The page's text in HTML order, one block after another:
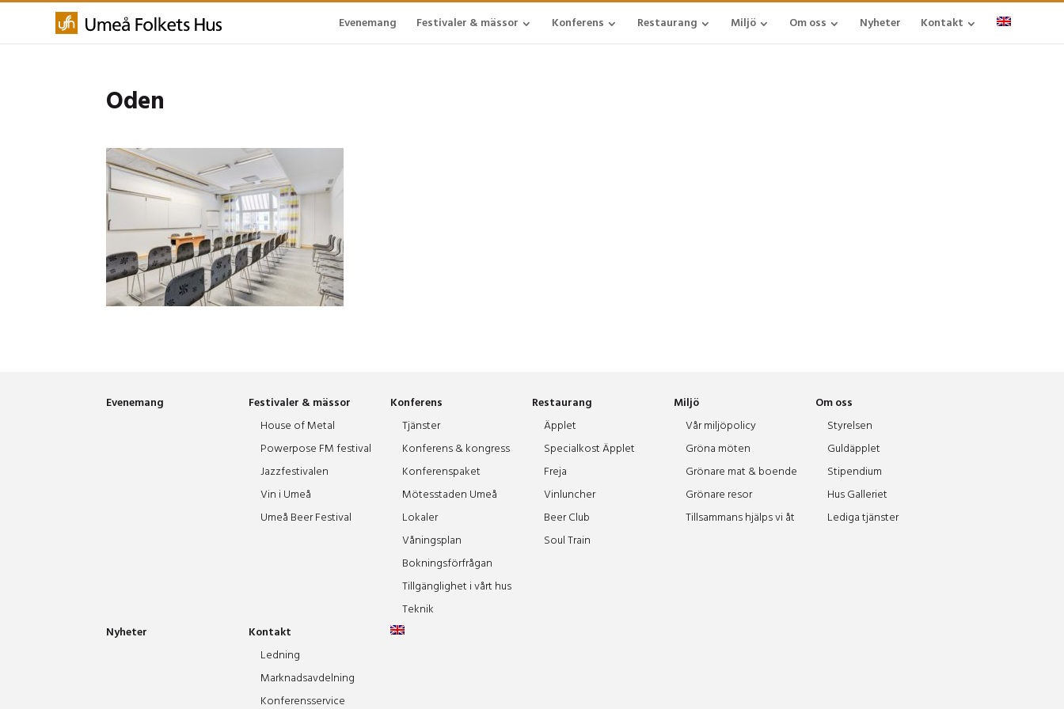
Evenemang Festivaler & mässor Konferens Restaurang Miljö Om oss Nyheter Kontakt
Oden
Evenemang
Festivaler & mässor
House of Metal
Powerpose FM festival
Jazzfestivalen
Vin i Umeå
Umeå Beer Festival
Konferens
Tjänster
Konferens & kongress
Konferenspaket
Mötesstaden Umeå
Lokaler
Våningsplan
Bokningsförfrågan
Tillgänglighet i vårt hus
Teknik
Restaurang
Äpplet
Specialkost Äpplet
Freja
Vinluncher
Beer Club
Soul Train
Miljö
Vår miljöpolicy
Gröna möten
Grönare mat & boende
Grönare resor
Tillsammans hjälps vi åt
Om oss
Styrelsen
Guldäpplet
Stipendium
Hus Galleriet
Lediga tjänster
Nyheter
Kontakt
Ledning
Marknadsavdelning
Konferensservice